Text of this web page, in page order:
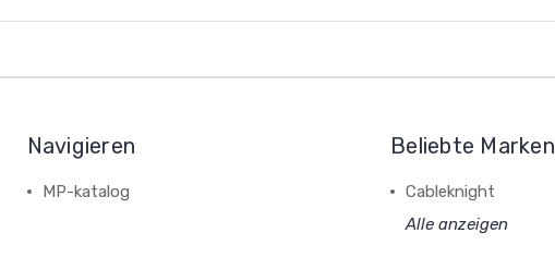
Navigieren
MP-katalog
Beliebte Marken
Cableknight
Alle anzeigen